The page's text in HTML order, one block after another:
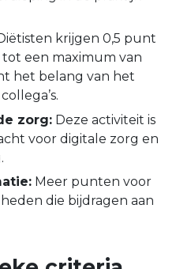
krijgen 0,5 punt
een maximum van
het belang van het
zorg: Deze activiteit is
voor digitale zorg en
Meer punten voor
die bijdragen aan